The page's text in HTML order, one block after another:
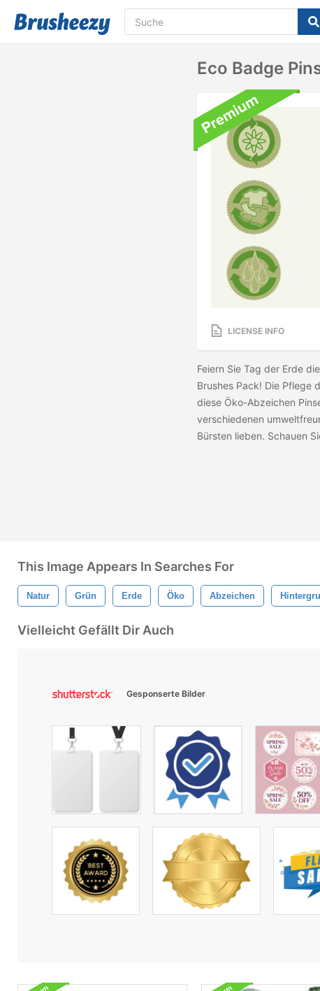
Eco Badge
LICENSE INFO
Feiern Sie Tag der Erde
Brushes Pack! Die Pflege
diese Öko-Abzeichen
verschiedenen
Bürsten lieben. Schauen
This Image Appears In Searches For
Natur Grün Erde Öko Abzeichen
Vielleicht Gefällt Dir Auch
Gesponserte Bilder